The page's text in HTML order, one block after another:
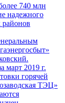
740 млн
надежного
районов
март 2019 г.
горячей
ТЭЦ»